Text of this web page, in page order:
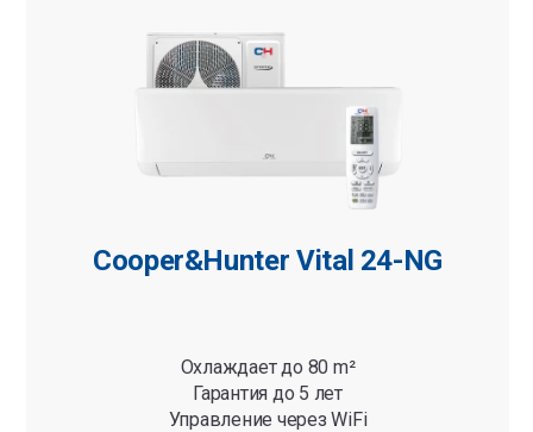
Cooper&Hunter Vital 24-NG
Охлаждает до 80 m²
Гарантия до 5 лет
Управление через WiFi